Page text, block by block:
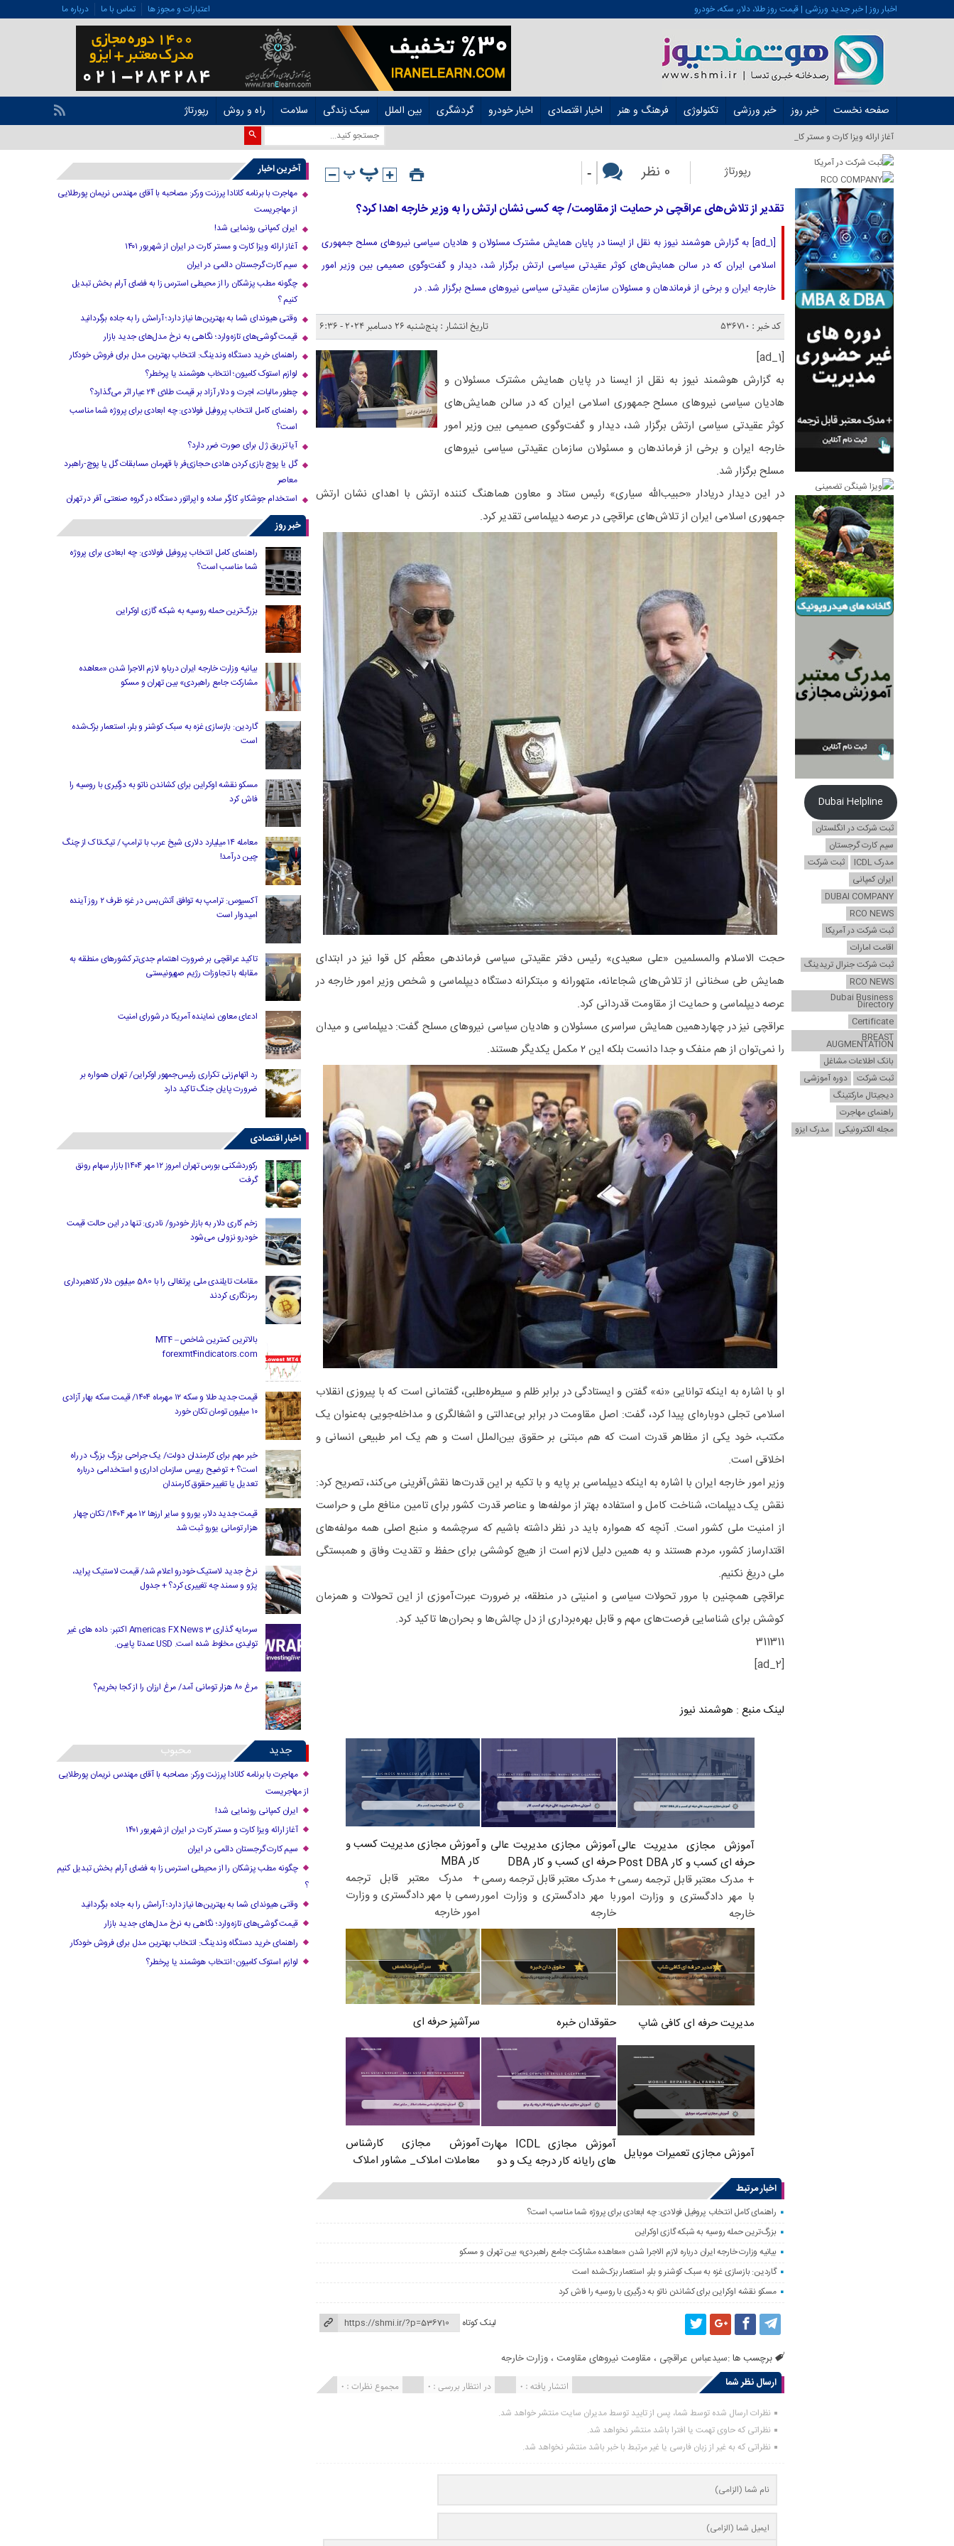
اخبار روز | خبر جدید ورزشی | قیمت روز طلا، دلار، سکه، خودرو اعتبارات و مجوز ها تماس با ما درباره ما
صفحه نخست خبر روز خبر ورزشی تکنولوژی فرهنگ و هنر اخبار اقتصادی اخبار خودرو گردشگری بین الملل سبک زندگی سلامت راه و روش رپورتاژ
آغاز ارائه ویزا کارت و مستر کارت در ایران از _
رپورتاژ 0 نظر -
تقدیر از تلاش‌های عراقچی در حمایت از مقاومت/ چه کسی نشان ارتش را به وزیر خارجه اهدا کرد؟
[ad_1] به گزارش هوشمند نیوز به نقل از ایسنا در پایان همایش مشترک مسئولان و هادیان سیاسی نیروهای مسلح جمهوری
اسلامی ایران که در سالن همایش‌های کوثر عقیدتی سیاسی ارتش برگزار شد، دیدار و گفت‌وگوی صمیمی بین وزیر امور
خارجه ایران و برخی از فرماندهان و مسئولان سازمان عقیدتی سیاسی نیروهای مسلح برگزار شد. در
کد خبر : 536710 تاریخ انتشار : پنج‌شنبه 26 دسامبر 2024 - 6:36
[ad_1]
به گزارش هوشمند نیوز به نقل از ایسنا در پایان همایش مشترک مسئولان و
هادیان سیاسی نیروهای مسلح جمهوری اسلامی ایران که در سالن همایش‌های
کوثر عقیدتی سیاسی ارتش برگزار شد، دیدار و گفت‌وگوی صمیمی بین وزیر امور
خارجه ایران و برخی از فرماندهان و مسئولان سازمان عقیدتی سیاسی نیروهای
مسلح برگزار شد.
در این دیدار دریادار «حبیب‌الله سیاری» رئیس ستاد و معاون هماهنگ کننده ارتش با اهدای نشان ارتش
جمهوری اسلامی ایران از تلاش‌های عراقچی در عرصه دیپلماسی تقدیر کرد.
حجت الاسلام والمسلمین «علی سعیدی» رئیس دفتر عقیدتی سیاسی فرماندهی معظّم کل قوا نیز در ابتدای
همایش طی سخنانی از تلاش‌های شجاعانه، متهورانه و مبتکرانه دستگاه دیپلماسی و شخص وزیر امور خارجه در
عرصه دیپلماسی و حمایت از مقاومت قدردانی کرد.
عراقچی نیز در چهاردهمین همایش سراسری مسئولان و هادیان سیاسی نیروهای مسلح گفت: دیپلماسی و میدان
را نمی‌توان از هم منفک و جدا دانست بلکه این ۲ مکمل یکدیگر هستند.
او با اشاره به اینکه توانایی «نه» گفتن و ایستادگی در برابر ظلم و سیطره‌طلبی، گفتمانی است که با پیروزی انقلاب
اسلامی تجلی دوباره‌ای پیدا کرد، گفت: اصل مقاومت در برابر بی‌عدالتی و اشغالگری و مداخله‌جویی به‌عنوان یک
مکتب، خود یکی از مظاهر قدرت است که هم مبتنی بر حقوق بین‌الملل است و هم یک امر طبیعی انسانی و
اخلاقی است.
وزیر امور خارجه ایران با اشاره به اینکه دیپلماسی بر پایه و با تکیه بر این قدرت‌ها نقش‌آفرینی می‌کند، تصریح کرد:
نقش یک دیپلمات، شناخت کامل و استفاده بهتر از مولفه‌ها و عناصر قدرت کشور برای تامین منافع ملی و حراست
از امنیت ملی کشور است. آنچه که همواره باید در نظر داشته باشیم که سرچشمه و منبع اصلی همه مولفه‌های
اقتدارساز کشور، مردم هستند و به همین دلیل لازم است از هیچ کوششی برای حفظ و تقدیت وفاق و همبستگی
ملی دریغ نکنیم.
عراقچی همچنین با مرور تحولات سیاسی و امنیتی در منطقه، بر ضرورت عبرت‌آموزی از این تحولات و همزمان
کوشش برای شناسایی فرصت‌های مهم و قابل بهره‌برداری از دل چالش‌ها و بحران‌ها تاکید کرد.
311311
[ad_2]
لینک منبع : هوشمند نیوز
آموزش مجازی مدیریت عالی
حرفه ای کسب و کار Post DBA
+ مدرک معتبر قابل ترجمه رسمی
با مهر دادگستری و وزارت امور
خارجه
آموزش مجازی مدیریت عالی و
حرفه ای کسب و کار DBA
+ مدرک معتبر قابل ترجمه رسمی
با مهر دادگستری و وزارت امور
خارجه
آموزش مجازی مدیریت کسب و
کار MBA
+ مدرک معتبر قابل ترجمه
رسمی با مهر دادگستری و وزارت
امور خارجه
مدیریت حرفه ای کافی شاپ حقوقدان خبره سرآشپز حرفه ای
آموزش مجازی تعمیرات موبایل
آموزش مجازی ICDL مهارت
های رایانه کار درجه یک و دو
آموزش مجازی کارشناس
معاملات املاک_ مشاور املاک
اخبار مرتبط
راهنمای کامل انتخاب پروفیل فولادی: چه ابعادی برای پروژه شما مناسب است؟
بزرگ‌ترین حمله روسیه به شبکه گازی اوکراین
بیانیه وزارت خارجه ایران درباره لازم‌ الاجرا شدن «معاهده مشارکت جامع راهبردی» بین تهران و مسکو
گاردین: بازسازی غزه به سبک کوشنر و بلر، استعمار بزک‌شده است
مسکو نقشه اوکراین برای کشاندن ناتو به درگیری با روسیه را فاش کرد
لینک کوتاه
برچسب ها :سیدعباس عراقچی ، مقاومت نیروهای مقاومت ،وزارت خارجه
ارسال نظر شما
مجموع نظرات : 0 در انتظار بررسی : 0 انتشار یافته : 0
نظرات ارسال شده توسط شما، پس از تایید توسط مدیران سایت منتشر خواهد شد.
نظراتی که حاوی تهمت یا افترا باشد منتشر نخواهد شد.
نظراتی که به غیر از زبان فارسی یا غیر مرتبط با خبر باشد منتشر نخواهد شد.
Dubai Helpline
ثبت شرکت در انگلستان
سیم کارت گرجستان
مدرک ICDL
ثبت شرکت
ایران کمپانی
DUBAI COMPANY
RCO NEWS
ثبت شرکت در آمریکا
اقامت امارات
ثبت شرکت جنرال تریدینگ
RCO NEWS
Dubai Business
Directory
Certificate
BREAST
AUGMENTATION
بانک اطلاعات مشاغل
ثبت شرکت
دوره آموزشی
دیجیتال مارکتینگ
راهنمای مهاجرت
مجله الکترونیکی
مدرک ایزو
آخرین اخبار
مهاجرت با برنامه کانادا پرزنت ورکر: مصاحبه با آقای مهندس نریمان پورطلایی
از مهاجریست
ایران کمپانی رونمایی شد!
آغاز ارائه ویزا کارت و مستر کارت در ایران از شهریور ۱۴۰۱
سیم کارت گرجستان دائمی در ایران
چگونه مطب پزشکان را از محیطی استرس زا به فضای آرام بخش تبدیل
کنیم ؟
وقتی هیوندای شما به بهترین‌ها نیاز دارد؛ آرامش را به جاده برگردانید
قیمت گوشی‌های تازه‌وارد؛ نگاهی به نرخ مدل‌های جدید بازار
راهنمای خرید دستگاه وندینگ: انتخاب بهترین مدل برای فروش خودکار
لوازم استوک کامیون؛ انتخاب هوشمند یا پرخطر؟
چطور مالیات، اجرت و دلار آزاد بر قیمت طلای ۲۴ عیار اثر می‌گذارد؟
راهنمای کامل انتخاب پروفیل فولادی: چه ابعادی برای پروژه شما مناسب
است؟
آیا تزریق ژل برای صورت ضرر دارد​؟
گل یا پوچ بازی کردن هادی حجازی‌فر با قهرمان مسابقات گل یا پوچ-راهبرد
معاصر
استخدام جوشکار، کارگر ساده و اپراتور دستگاه در گروه صنعتی آفر در تهران
خبر روز
راهنمای کامل انتخاب پروفیل فولادی: چه ابعادی برای پروژه
شما مناسب است؟
بزرگ‌ترین حمله روسیه به شبکه گازی اوکراین
بیانیه وزارت خارجه ایران درباره لازم‌ الاجرا شدن «معاهده
مشارکت جامع راهبردی» بین تهران و مسکو
گاردین: بازسازی غزه به سبک کوشنر و بلر، استعمار بزک‌شده
است
مسکو نقشه اوکراین برای کشاندن ناتو به درگیری با روسیه را
فاش کرد
معامله ۱۴ میلیارد دلاری شیخ عرب با ترامپ / تیک‌تاک از چنگ
چین درآمد!
آکسیوس: ترامپ به توافق آتش‌بس در غزه ظرف ۲ روز آینده
امیدوار است
تاکید عراقچی بر ضرورت اهتمام جدی‌تر کشورهای منطقه به
مقابله با تجاوزات رژیم صهیونیستی
ادعای معاون نماینده آمریکا در شورای امنیت
رد اتهام‌زنی تکراری رئیس‌جمهور اوکراین/ تهران همواره بر
ضرورت پایان جنگ تاکید دارد
اخبار اقتصادی
رکوردشکنی بورس تهران امروز ۱۲ مهر ۱۴۰۴| بازار سهام رونق
گرفت
زخم کاری دلار به بازار خودرو/ نادری: تنها در این حالت قیمت
خودرو نزولی می‌شود
مقامات تایلندی ملی پرتغالی را با 580 میلیون دلار کلاهبرداری
رمزنگاری کردند
بالاترین کمترین شاخص MT4 –
forexmt4indicators.com
قیمت جدید طلا و سکه ۱۲ مهرماه ۱۴۰۴/ قیمت سکه بهار آزادی
۱۰ میلیون تومان تکان خورد
خبر مهم برای کارمندان دولت/ یک جراحی بزرگ بزرگ در راه
است؟ + توضیح رییس سازمان اداری و استخدامی درباره
تعدیل یا تغییر حقوق کارمندان
قیمت جدید دلار، یورو و سایر ارزها ۱۲ مهر ۱۴۰۴/ تکان چهار
هزار تومانی یورو ثبت شد
نرخ جدید لاستیک خودرو اعلام شد/ قیمت لاستیک پراید،
پژو و سمند چه تغییری کرد؟ + جدول
سرمایه گذاری Americas FX News 3 اکتبر: داده های غیر
تولیدی مخلوط شده است. USD عمدتا پایین.
مرغ ۸۰ هزار تومانی آمد/ مرغ ارزان را از کجا بخریم؟
جدید محبوب
مهاجرت با برنامه کانادا پرزنت ورکر: مصاحبه با آقای مهندس نریمان پورطلایی
از مهاجریست
ایران کمپانی رونمایی شد!
آغاز ارائه ویزا کارت و مستر کارت در ایران از شهریور ۱۴۰۱
سیم کارت گرجستان دائمی در ایران
چگونه مطب پزشکان را از محیطی استرس زا به فضای آرام بخش تبدیل کنیم
؟
وقتی هیوندای شما به بهترین‌ها نیاز دارد؛ آرامش را به جاده برگردانید
قیمت گوشی‌های تازه‌وارد؛ نگاهی به نرخ مدل‌های جدید بازار
راهنمای خرید دستگاه وندینگ: انتخاب بهترین مدل برای فروش خودکار
لوازم استوک کامیون؛ انتخاب هوشمند یا پرخطر؟